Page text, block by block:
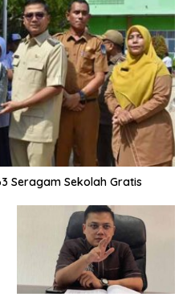
Seragam Sekolah Gratis